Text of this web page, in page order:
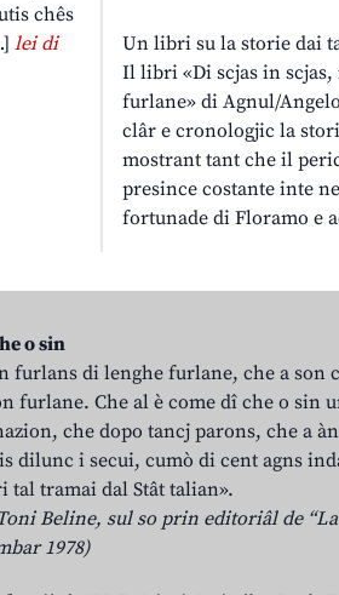
chês
lei di
Un libri su la storie dai
Il libri «Di scjas in
furlane» di Agnul/
clâr e cronologjic la
mostrant tant che il
presince costante inte
fortunade di Floramo e
o sin
furlans di lenghe furlane, che a son
furlane. Che al è come dî che o sin
che dopo tancj parons, che a
dilunc i secui, cumò di cent agns
tal tramai dal Stât talian».
Beline, sul so prin editoriâl de
1978)